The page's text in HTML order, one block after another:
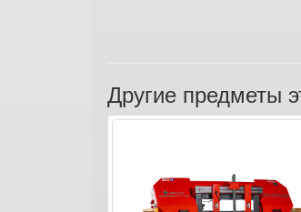
Другие предметы